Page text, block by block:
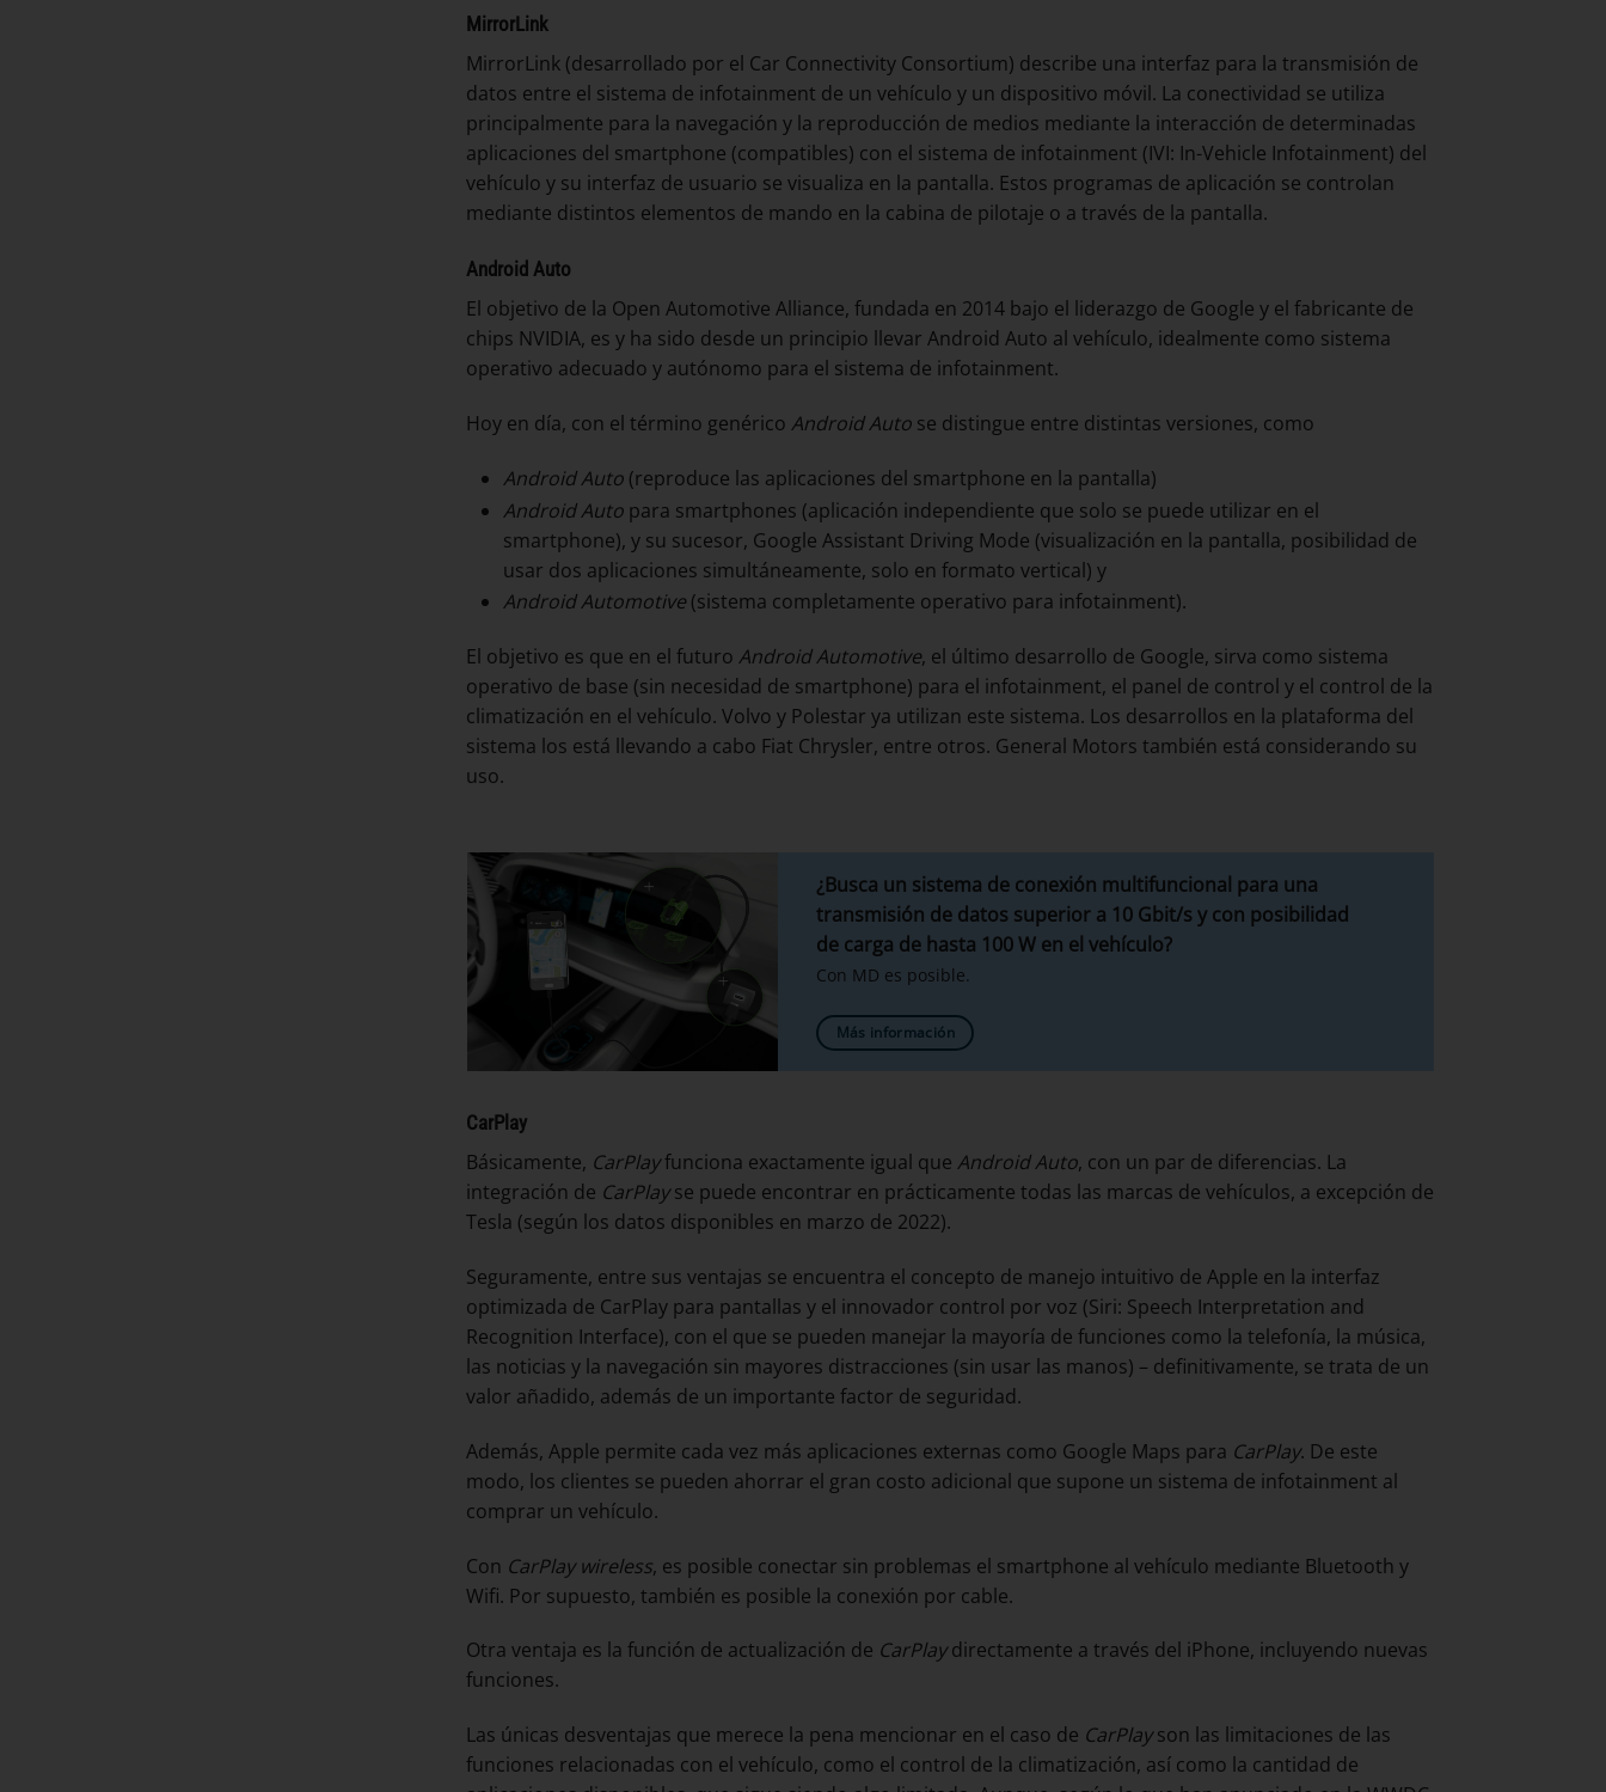
MirrorLink
MirrorLink (desarrollado por el Car Connectivity Consortium) describe una interfaz para la transmisión de
datos entre el sistema de infotainment de un vehículo y un dispositivo móvil. La conectividad se utiliza
principalmente para la navegación y la reproducción de medios mediante la interacción de determinadas
aplicaciones del smartphone (compatibles) con el sistema de infotainment (IVI: In-Vehicle Infotainment) del
vehículo y su interfaz de usuario se visualiza en la pantalla. Estos programas de aplicación se controlan
mediante distintos elementos de mando en la cabina de pilotaje o a través de la pantalla.
Android Auto
El objetivo de la Open Automotive Alliance, fundada en 2014 bajo el liderazgo de Google y el fabricante de
chips NVIDIA, es y ha sido desde un principio llevar Android Auto al vehículo, idealmente como sistema
operativo adecuado y autónomo para el sistema de infotainment.
Hoy en día, con el término genérico Android Auto se distingue entre distintas versiones, como
Android Auto(reproduce las aplicaciones del smartphone en la pantalla)
Android Autopara smartphones (aplicación independiente que solo se puede utilizar en el
smartphone), y su sucesor, Google Assistant Driving Mode (visualización en la pantalla, posibilidad de
usar dos aplicaciones simultáneamente, solo en formato vertical) y
Android Automotive(sistema completamente operativo para infotainment).
El objetivo es que en el futuro Android Automotive, el último desarrollo de Google, sirva como sistema
operativo de base (sin necesidad de smartphone) para el infotainment, el panel de control y el control de la
climatización en el vehículo. Volvo y Polestar ya utilizan este sistema. Los desarrollos en la plataforma del
sistema los está llevando a cabo Fiat Chrysler, entre otros. General Motors también está considerando su
uso.
¿Busca un sistema de conexión multifuncional para una
transmisión de datos superior a 10 Gbit/s y con posibilidad
de carga de hasta 100 W en el vehículo?
Con MD es posible.
Más información
CarPlay
Básicamente, CarPlayfunciona exactamente igual que Android Auto, con un par de diferencias. La
integración de CarPlayse puede encontrar en prácticamente todas las marcas de vehículos, a excepción de
Tesla (según los datos disponibles en marzo de 2022).
Seguramente, entre sus ventajas se encuentra el concepto de manejo intuitivo de Apple en la interfaz
optimizada de CarPlay para pantallas y el innovador control por voz (Siri: Speech Interpretation and
Recognition Interface), con el que se pueden manejar la mayoría de funciones como la telefonía, la música,
las noticias y la navegación sin mayores distracciones (sin usar las manos) – definitivamente, se trata de un
valor añadido, además de un importante factor de seguridad.
Además, Apple permite cada vez más aplicaciones externas como Google Maps para CarPlay. De este
modo, los clientes se pueden ahorrar el gran costo adicional que supone un sistema de infotainment al
comprar un vehículo.
Con CarPlay wireless, es posible conectar sin problemas el smartphone al vehículo mediante Bluetooth y
Wifi. Por supuesto, también es posible la conexión por cable.
Otra ventaja es la función de actualización de CarPlaydirectamente a través del iPhone, incluyendo nuevas
funciones.
Las únicas desventajas que merece la pena mencionar en el caso de CarPlayson las limitaciones de las
funciones relacionadas con el vehículo, como el control de la climatización, así como la cantidad de